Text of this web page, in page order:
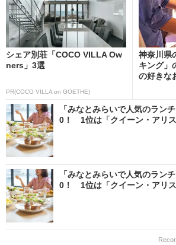
シェア別荘「COCO VILLA Ow
ners」3選
PR(COCO VILLA on GOETHE)
神奈川県
キング
の好きな
「みなとみらいで人気のラン
0！ 1位は「クイーン・アリ
「みなとみらいで人気のラン
0！ 1位は「クイーン・アリ